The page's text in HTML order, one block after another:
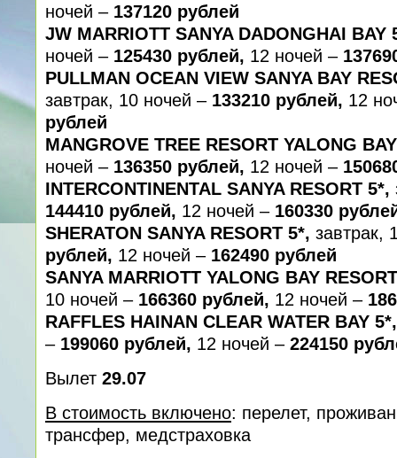
ночей – 137120 рублей
JW MARRIOTT SANYA DADONGHAI BAY
ночей – 125430 рублей, 12 ночей –
PULLMAN OCEAN VIEW SANYA BAY
завтрак, 10 ночей – 133210 рублей, 12
рублей
MANGROVE TREE RESORT YALONG
ночей – 136350 рублей, 12 ночей –
INTERCONTINENTAL SANYA RESORT 5*,
144410 рублей, 12 ночей – 160330
SHERATON SANYA RESORT 5*, завтрак,
рублей, 12 ночей – 162490 рублей
SANYA MARRIOTT YALONG BAY
10 ночей – 166360 рублей, 12 ночей –
RAFFLES HAINAN CLEAR WATER BAY
– 199060 рублей, 12 ночей – 224150
Вылет 29.07
В стоимость включено: перелет,
трансфер, медcтраховка